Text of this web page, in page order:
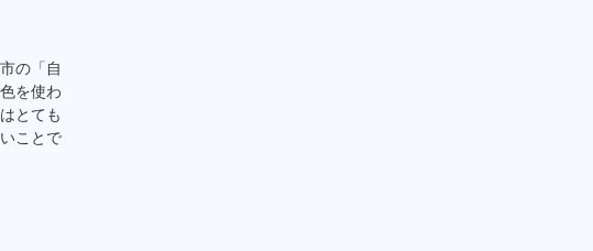
の「自
を使わ
とても
ことで